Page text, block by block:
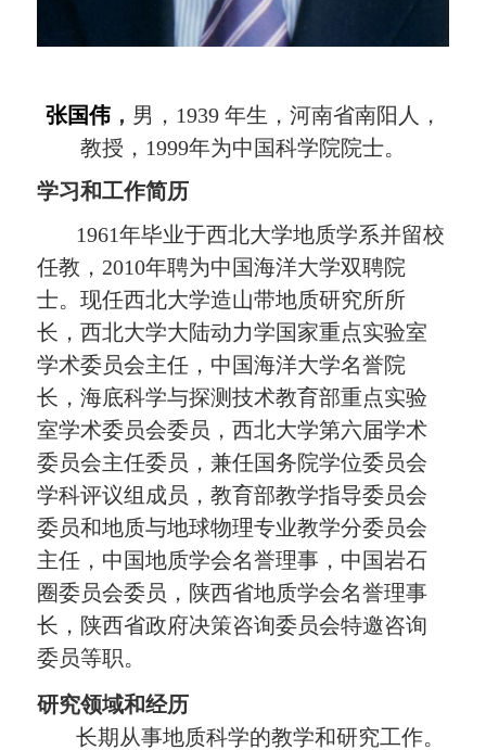
张国伟， 男， 1939 年生，河南省南阳人，
教授， 1999年为中国科学院院士。
学习和工作简历
1961年毕业于西北大学地质学系并留校
任教， 2010年聘为中国海洋大学双聘院
士。现任西北大学造山带地质研究所所
长，西北大学大陆动力学国家重点实验室
学术委员会主任，中国海洋大学名誉院
长，海底科学与探测技术教育部重点实验
室学术委员会委员，西北大学第六届学术
委员会主任委员，兼任国务院学位委员会
学科评议组成员，教育部教学指导委员会
委员和地质与地球物理专业教学分委员会
主任，中国地质学会名誉理事，中国岩石
圈委员会委员，陕西省地质学会名誉理事
长， 陕西省政府决策咨询委员会特邀咨询
委员等职。
研究领域和经历
长期从事地质科学的教学和研究工作。